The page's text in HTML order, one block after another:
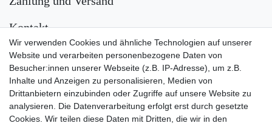
Wir verwenden Cookies und ähnliche Technologien auf unserer
Website und verarbeiten personenbezogene Daten von
Besucher:innen unserer Webseite (z.B. IP-Adresse), um z.B.
Inhalte und Anzeigen zu personalisieren, Medien von
Drittanbietern einzubinden oder Zugriffe auf unsere Website zu
analysieren. Die Datenverarbeitung erfolgt erst durch gesetzte
Cookies. Wir teilen diese Daten mit Dritten, die wir in den
Kontakt
Versand